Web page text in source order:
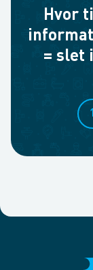
Hvor
= slet
1